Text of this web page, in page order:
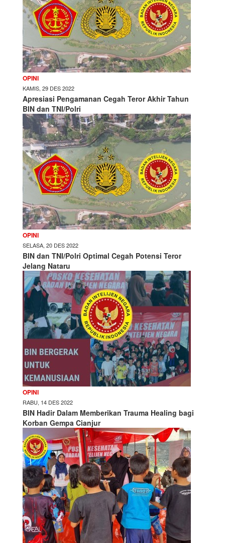
OPINI
KAMIS, 29 DES 2022
Apresiasi Pengamanan Cegah Teror Akhir Tahun
BIN dan TNI/Polri
OPINI
SELASA, 20 DES 2022
BIN dan TNI/Polri Optimal Cegah Potensi Teror
Jelang Nataru
OPINI
RABU, 14 DES 2022
BIN Hadir Dalam Memberikan Trauma Healing bagi
Korban Gempa Cianjur